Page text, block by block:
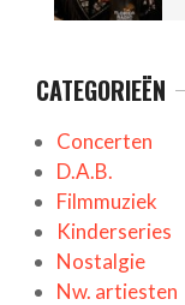
CATEGORIEËN
Concerten
D.A.B.
Filmmuziek
Kinderseries
Nostalgie
Nw. artiesten